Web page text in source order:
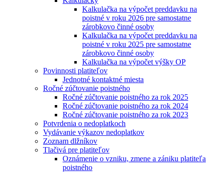
Kalkulačka na výpočet preddavku na
poistné v roku 2026 pre samostatne
zárobkovo činné osoby
Kalkulačka na výpočet preddavku na
poistné v roku 2025 pre samostatne
zárobkovo činné osoby
Kalkulačka na výpočet výšky OP
Povinnosti platiteľov
Jednotné kontaktné miesta
Ročné zúčtovanie poistného
Ročné zúčtovanie poistného za rok 2025
Ročné zúčtovanie poistného za rok 2024
Ročné zúčtovanie poistného za rok 2023
Potvrdenia o nedoplatkoch
Vydávanie výkazov nedoplatkov
Zoznam dlžníkov
Tlačivá pre platiteľov
Oznámenie o vzniku, zmene a zániku platiteľa
poistného